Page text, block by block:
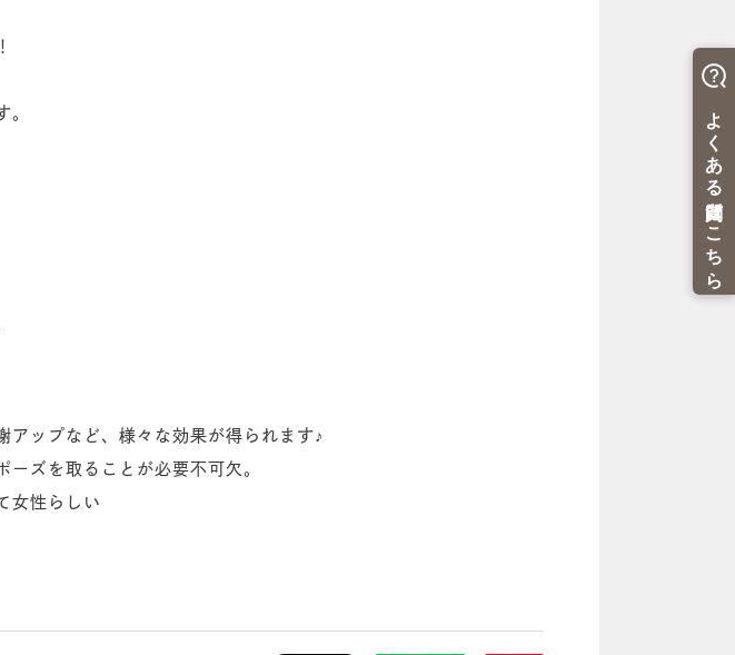
アップなど、様々な効果が得られます♪
ズを取ることが必要不可欠。
女性らしい